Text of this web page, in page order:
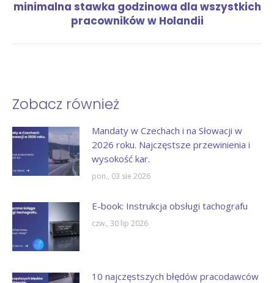
Następny
wpis:
minimalna stawka godzinowa dla wszystkich
pracowników w Holandii
Zobacz również
Mandaty w Czechach i na Słowacji w
2026 roku. Najczęstsze przewinienia i
wysokość kar.
pon., 03 sie 2026
E-book: Instrukcja obsługi tachografu
czw., 30 lip 2026
10 najczęstszych błędów pracodawców